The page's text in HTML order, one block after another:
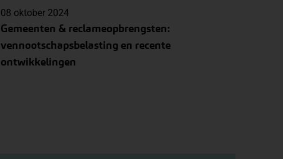
08 oktober 2024
Gemeenten & reclameopbrengsten:
vennootschapsbelasting en recente
ontwikkelingen